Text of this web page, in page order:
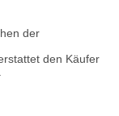
der
den Käufer